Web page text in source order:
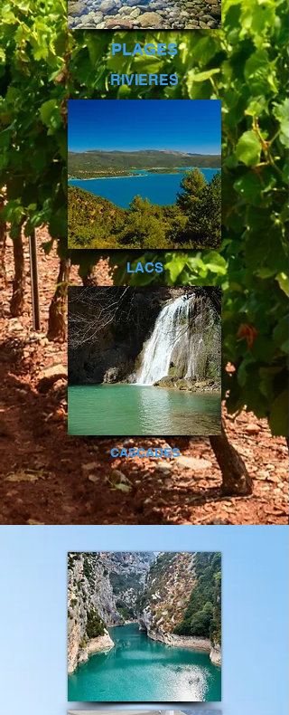
PLAGES
RIVIERES
LACS
CASCADES